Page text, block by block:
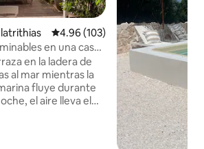
Calificación promedio: 4.96 de
4.96 (103)
en una casa
en la ladera de
al mar mientras la
fluye durante
el aire lleva el